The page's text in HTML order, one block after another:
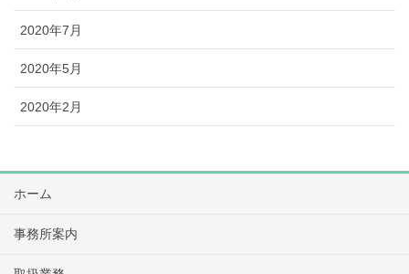
2020年7月
2020年5月
2020年2月
ホーム
事務所案内